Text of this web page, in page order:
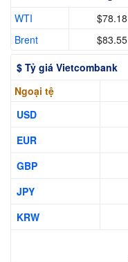
WTI
$78.18
Brent
$83.55
$ Tỷ giá Vietcombank
Ngoại tệ
USD
EUR
GBP
JPY
KRW